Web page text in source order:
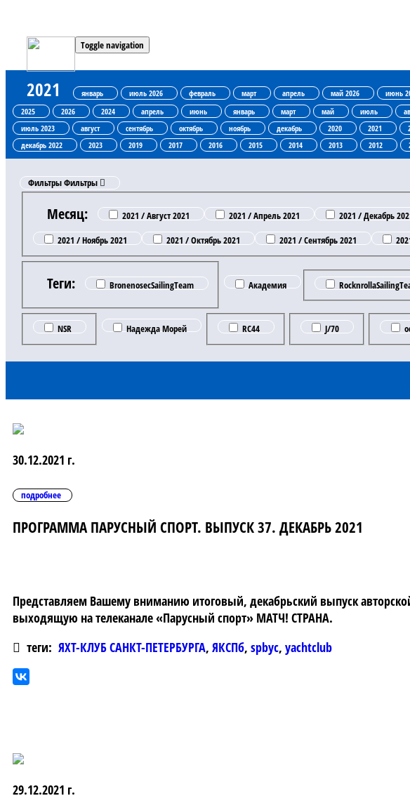
Toggle navigation
2021 январь июль 2026 февраль март апрель май 2026 июнь
2025
2026 2024 апрель июнь январь март май июль
июль 2023
август сентябрь октябрь ноябрь декабрь 2020 2021
декабрь 2022
2023 2019 2017 2016 2015 2014 2013 2012
ФильтрыФильтры
Месяц: 2021 / Август 2021 2021 / Апрель 2021 2021 / Декабрь
2021 / Ноябрь 2021
2021 / Октябрь 2021 2021 / Сентябрь 2021
Теги: BronenosecSailingTeam Академия
NSR Надежда Морей RC44 J/70
30.12.2021 г.
подробнее
ПРОГРАММА ПАРУСНЫЙ СПОРТ. ВЫПУСК 37. ДЕКАБРЬ 2021
Представляем Вашему вниманию итоговый, декабрьский выпуск
выходящую на телеканале «Парусный спорт» МАТЧ! СТРАНА.
теги: ЯХТ-КЛУБ САНКТ-ПЕТЕРБУРГА, ЯКСПб, spbyc, yachtclub
29.12.2021 г.